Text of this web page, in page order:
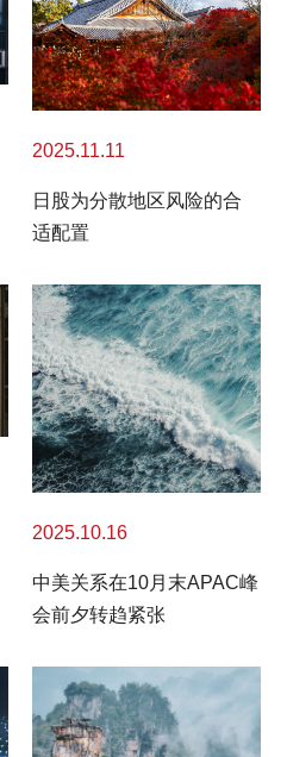
2025.11.11
日股为分散地区风险的合
适配置
2025.10.16
中美关系在10月末APAC峰
会前夕转趋紧张